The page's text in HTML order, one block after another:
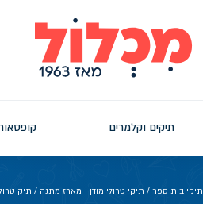
תיקים וקלמרים
תיקי בית ספר / תיקי טרולי מודן - מארז מתנה / תיק